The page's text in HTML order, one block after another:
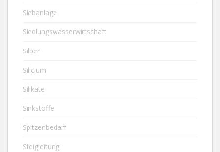
Siebanlage
Siedlungswasserwirtschaft
Silber
Silicium
Silikate
Sinkstoffe
Spitzenbedarf
Steigleitung